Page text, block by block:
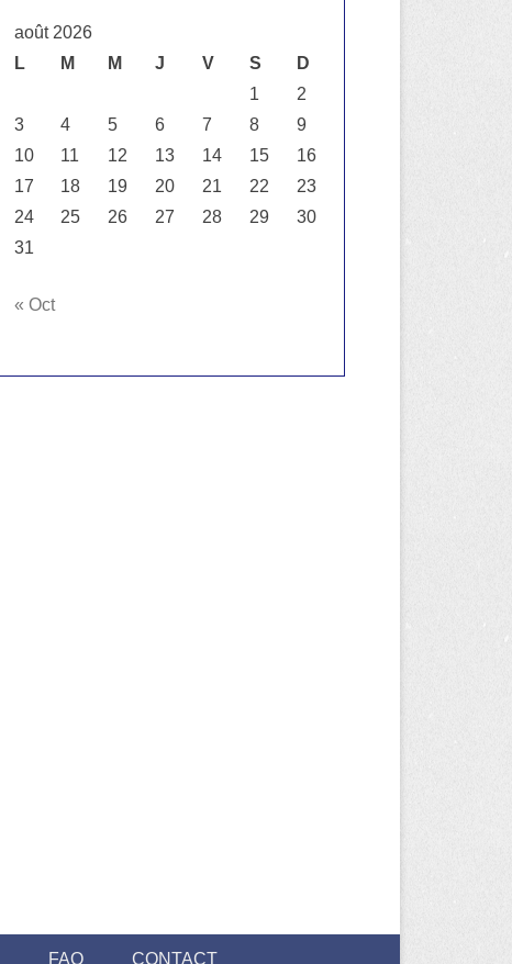
août 2026
L
M M J V S
D
1
2
3
4 5 6 7 8
9
10
11 12 13 14 15
16
17
18 19 20 21 22
23
24
25 26 27 28 29
30
31
« Oct
FAQ CONTACT